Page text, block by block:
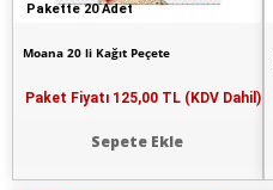
Pakette 20 Adet
Moana 20 li Kağıt Peçete
Paket Fiyatı 125,00 TL (KDV Dahil)
Sepete Ekle